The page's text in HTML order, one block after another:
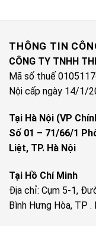
THÔNG TIN
CÔNG TY TNHH
Mã số thuế
Nội cấp ngày 14/1/
Tại Hà Nội (VP
Số 01 – 71/66/1
Liệt, TP. Hà Nội
Tại Hồ Chí Minh
Địa chỉ: Cụm 5-1,
Bình Hưng Hòa, TP .